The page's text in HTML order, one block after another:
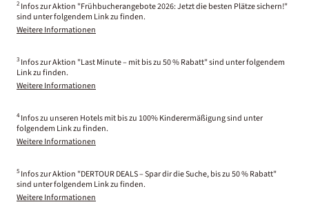
2 Infos zur Aktion "Frühbucherangebote 2026: Jetzt die besten Plätze sichern!"
sind unter folgendem Link zu finden.
Weitere Informationen
3 Infos zur Aktion "Last Minute – mit bis zu 50 % Rabatt" sind unter folgendem
Link zu finden.
Weitere Informationen
4 Infos zu unseren Hotels mit bis zu 100% Kinderermäßigung sind unter
folgendem Link zu finden.
Weitere Informationen
5 Infos zur Aktion "DERTOUR DEALS – Spar dir die Suche, bis zu 50 % Rabatt"
sind unter folgendem Link zu finden.
Weitere Informationen